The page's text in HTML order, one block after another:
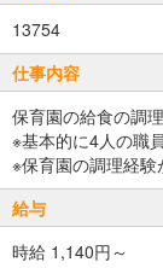
13754
仕事内容
保育園の給食の調
※基本的に4人の職
※保育園の調理経
給与
時給 1,140円～